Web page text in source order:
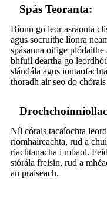
Spás Teoranta:
Bíonn go leor asraonta
agus socruithe líonra
spásanna oifige
bhfuil deartha go
slándála agus
thoradh air seo do
Níl córais tacaíochta
ríomhaireachta, rud a
riachtanacha i mbaol.
stórála freisin, rud a
an praiseach.